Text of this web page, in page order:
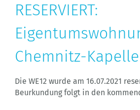
RESERVIERT:
Chemnitz-
Die WE12 wurde am 16.07.2021
Beurkundung folgt in den